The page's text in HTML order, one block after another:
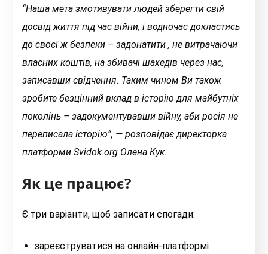
“Наша мета змотивувати людей зберегти свій
досвід життя під час війни, і водночас докластись
до своєї ж безпеки – задонатити , не витрачаючи
власних коштів, на збивачі шахедів через нас,
записавши свідчення. Таким чином Ви також
зробите безцінний вклад в історію для майбутніх
поколінь – задокументувавши війну, аби росія не
переписала історію”, — розповідає директорка
платформи Svidok.org Олена Кук.
Як це працює?
Є три варіанти, щоб записати спогади:
зареєструватися на онлайн-платформі